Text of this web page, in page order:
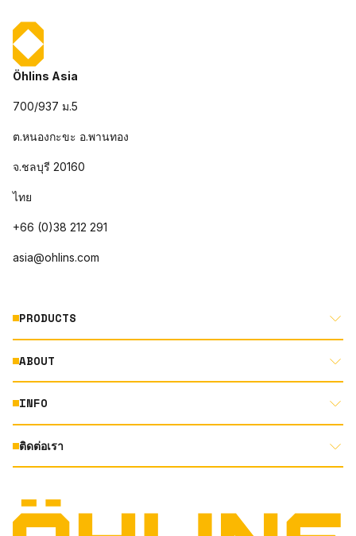
Öhlins Asia
700/937 ม.5
ต.หนองกะขะ อ.พานทอง
จ.ชลบุรี 20160
ไทย
+66 (0)38 212 291
asia@ohlins.com
PRODUCTS
MOTORCYCLE
AUTOMOTIVE
ABOUT
ABOUT US
RACING
TERMS AND CONDITIONS
INFO
DOCUMENT LIBRARY
TECHNOLOGY
ติดต่อเรา
INSTAGRAM